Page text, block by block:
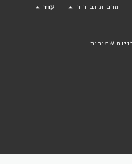
תרבות ובידור עוד